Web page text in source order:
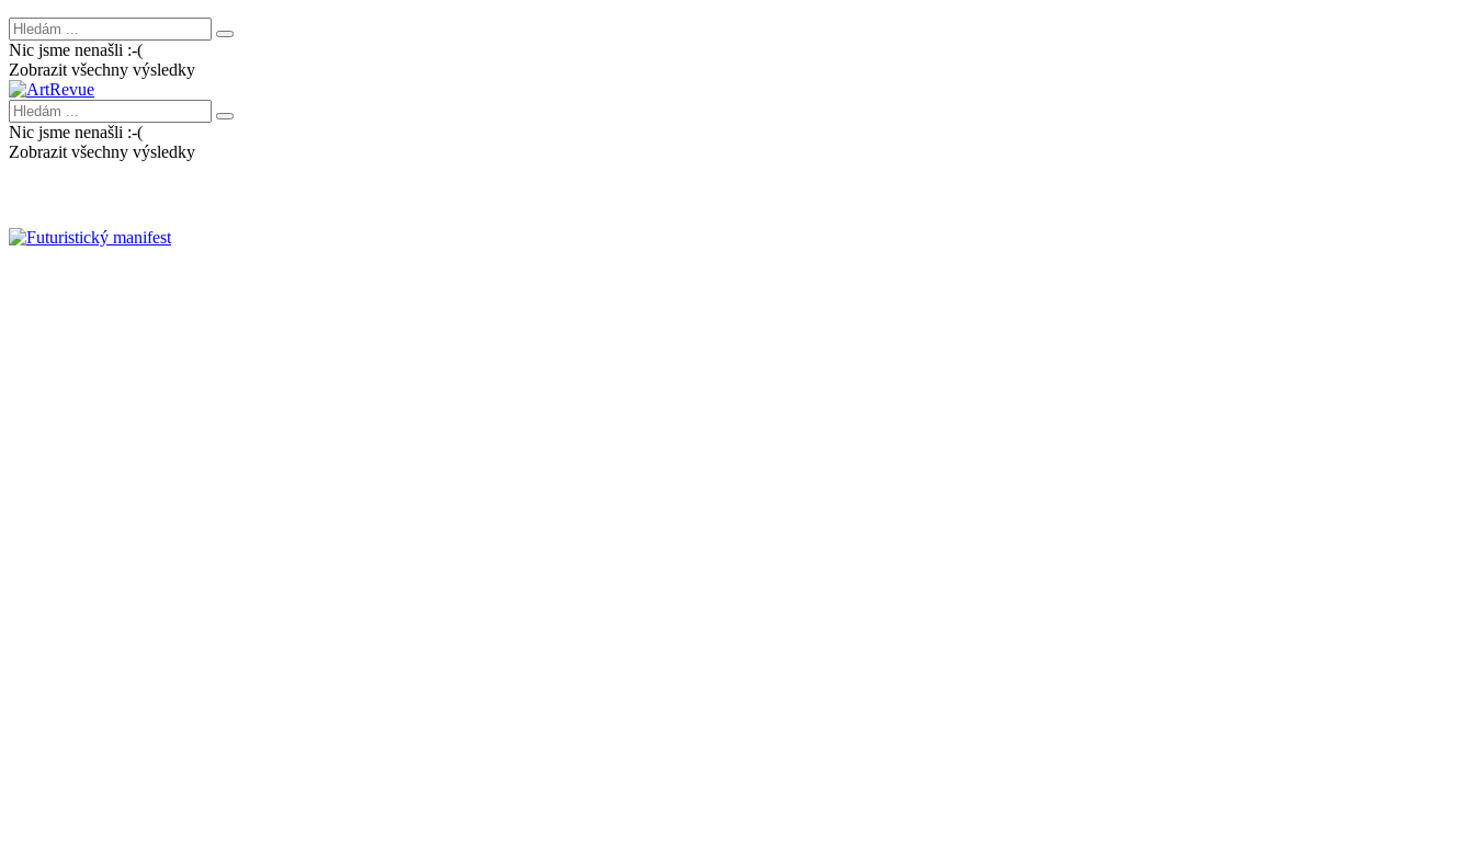
Nic jsme nenašli :-(
Zobrazit všechny výsledky
Nic jsme nenašli :-(
Zobrazit všechny výsledky